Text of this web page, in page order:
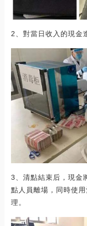
2、對當日收入的現金
3、清點結束后，現金
點人員離場，同時使
理。